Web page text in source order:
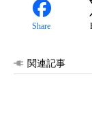
Share
関連記事